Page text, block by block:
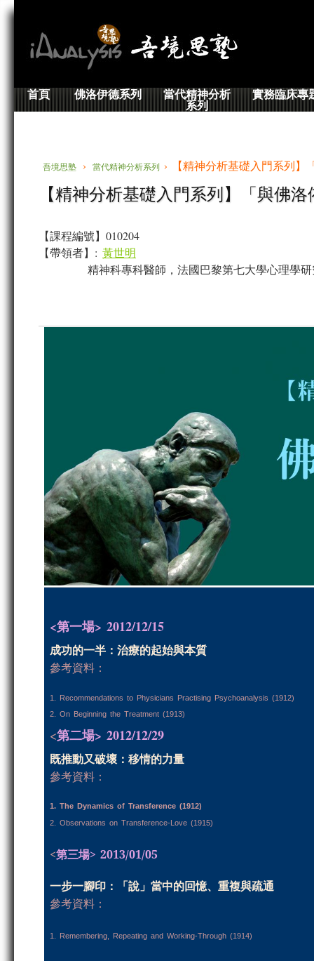
首頁 佛洛伊德系列 當代精神分析
系列
實務臨床專
吾境思塾 › 當代精神分析系列 › 【精神分析基礎入門系列】
【精神分析基礎入門系列】「與佛
【課程編號】010204
【帶領者】: 黃世明
精神科專科醫師，法國巴黎第七大學心理學
<第一場> 2012/12/15
成功的一半：治療的起始與本質
參考資料：
1. Recommendations to Physicians Practising Psychoanalysis (1912)
2. On Beginning the Treatment (1913)
<第二場> 2012/12/29
既推動又破壞：移情的力量
參考資料 ：
1. The Dynamics of Transference (1912)
2. Observations on Transference-Love (1915)
<第三場> 2013/01/05
一步一腳印：「說」當中的回憶、重複與疏通
參考資料 ：
1. Remembering, Repeating and Working-Through (1914)